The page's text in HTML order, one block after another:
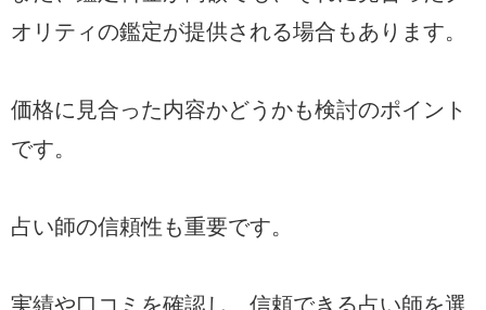
オリティの鑑定が提供される場合もあります。
価格に見合った内容かどうかも検討のポイント
です。
占い師の信頼性も重要です。
実績や口コミを確認し、信頼できる占い師を選